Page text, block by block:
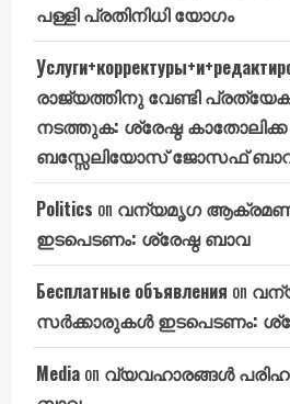
പള്ളി പ്രതിനിധി യോഗം
രാജ്യത്തിനു വേണ്ടി
നടത്തുക: ശ്രേഷ്ഠ
ബസ്സേലിയോസ് ജോസഫ്
Politics on വന്യമൃഗ
ഇടപെടണം: ശ്രേഷ്ഠ ബാവ
Бесплатные объявления on
സർക്കാരുകൾ ഇടപെടണം:
Media on വ്യവഹാരങ്ങൾ